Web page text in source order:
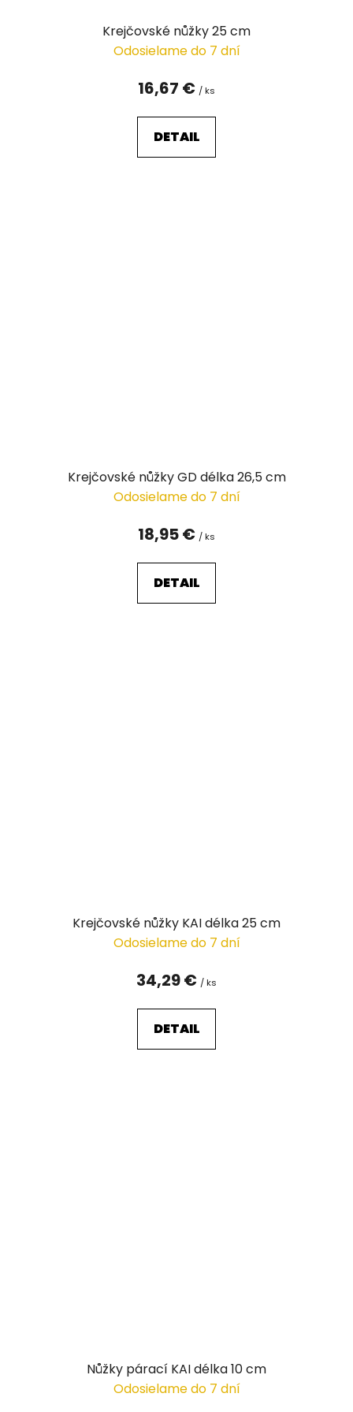
Krejčovské nůžky 25 cm
Odosielame do 7 dní
16,67 € / ks
DETAIL
Krejčovské nůžky GD délka 26,5 cm
Odosielame do 7 dní
18,95 € / ks
DETAIL
Krejčovské nůžky KAI délka 25 cm
Odosielame do 7 dní
34,29 € / ks
DETAIL
Nůžky párací KAI délka 10 cm
Odosielame do 7 dní